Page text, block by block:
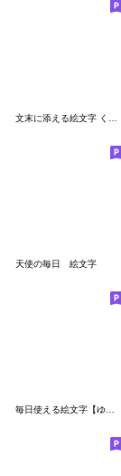
天使の毎日 絵文字
毎日使える絵文字【ゆるいトリ】